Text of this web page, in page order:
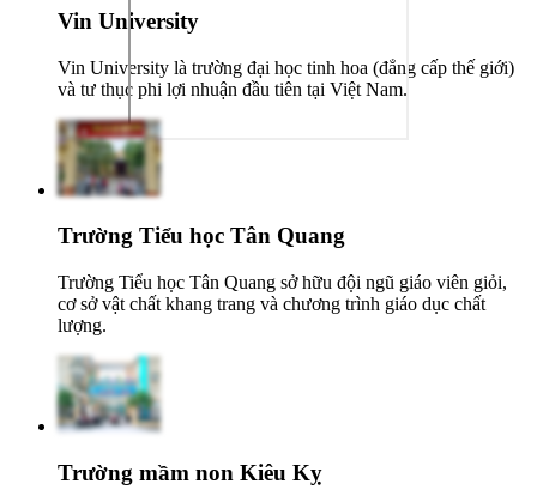
Vin University
Vin University là trường đại học tinh hoa (đẳng cấp thế giới)
và tư thục phi lợi nhuận đầu tiên tại Việt Nam.
Trường Tiểu học Tân Quang
Trường Tiểu học Tân Quang sở hữu đội ngũ giáo viên giỏi,
cơ sở vật chất khang trang và chương trình giáo dục chất
lượng.
Trường mầm non Kiêu Kỵ